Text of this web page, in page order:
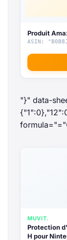
Produit
ASIN:
"}" data-
formula="="
MUVIT.
Protection
H pour